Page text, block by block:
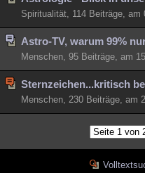
Spiritualität, 114 Beiträge, am
Astro-TV, warum 99%
Menschen, 95 Beiträge, am
Sternzeichen...kritisch
Menschen, 230 Beiträge, am